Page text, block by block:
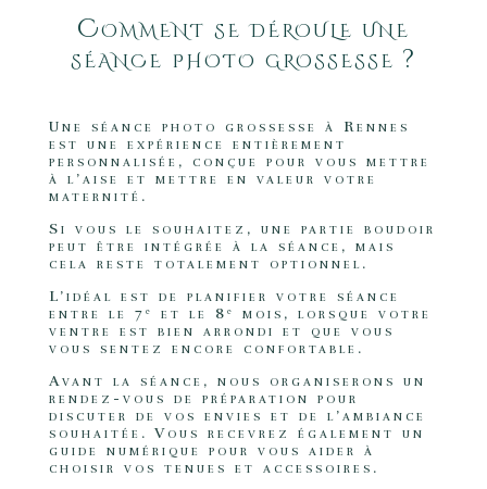
Comment se déroule une
séance photo grossesse ?
Une séance photo grossesse à Rennes
est une expérience entièrement
personnalisée, conçue pour vous mettre
à l’aise et mettre en valeur votre
maternité.
Si vous le souhaitez, une partie boudoir
peut être intégrée à la séance, mais
cela reste totalement optionnel.
L’idéal est de planifier votre séance
entre le 7ᵉ et le 8ᵉ mois, lorsque votre
ventre est bien arrondi et que vous
vous sentez encore confortable.
Avant la séance, nous organiserons un
rendez-vous de préparation pour
discuter de vos envies et de l’ambiance
souhaitée. Vous recevrez également un
guide numérique pour vous aider à
choisir vos tenues et accessoires.